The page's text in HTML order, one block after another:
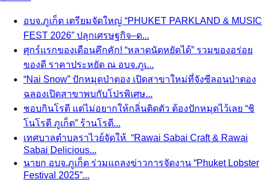
อบจ.ภูเก็ต เตรียมจัดใหญ่ “PHUKET PARKLAND & MUSIC
FEST 2026” ปลุกเศรษฐกิจ–ด...
ศุกร์แรกของเดือนคึกคัก! “หลาดนัดหยัดได้” รวมของอร่อย
ของดี ราคาประหยัด ณ อบจ.ภูเ...
“Nai Snow” ปักหมุดป่าตอง เปิดสาขาใหม่ที่จังซีลอนป่าตอง
ฉลองเปิดสาขาพบกับโปรพิเศษ...
ชอบกินโรตี แต่ไม่อยากให้กลิ่นติดตัว ต้องปักหมุดไว้เลย “ชิ
โนโรตี ภูเก็ต” ร้านโรตี...
เทศบาลตำบลราไวย์จัดให้ “Rawai Sabai Craft & Rawai
Sabai Delicious...
นายก อบจ.ภูเก็ต ร่วมแถลงข่าวการจัดงาน “Phuket Lobster
Festival 2025”...